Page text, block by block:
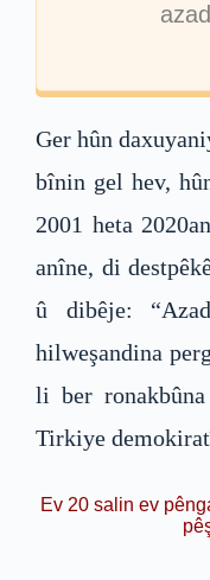
Ger hûn
bînin gel hev,
2001 heta
anîne, di
û dibêje:
hilweşandina
li ber
Tirkiye
Ev 20 salin ev